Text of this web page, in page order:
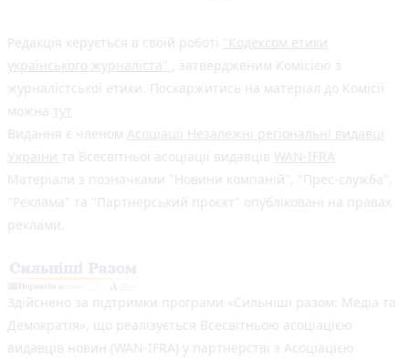
Редакція керується в своїй роботі "Кодексом етики
українського журналіста" , затвердженим Комісією з
журналістської етики. Поскаржитись на матеріал до Комісії
можна тут
Видання є членом Асоціації Незалежні регіональні видавці
України та Всесвітньої асоціації видавців WAN-IFRA
Матеріали з позначками "Новини компаній", "Прес-служба",
"Реклама" та "Партнерський проєкт" опубліковані на правах
реклами.
Здійснено за підтримки програми «Сильніші разом: Медіа та
Демократія», що реалізується Всесвітньою асоціацією
видавців новин (WAN-IFRA) у партнерстві з Асоціацією